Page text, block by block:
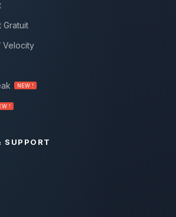
Gratuit
Velocity
NEW !
!
SUPPORT